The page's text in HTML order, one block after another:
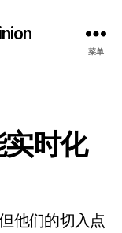
菜单
时化
他们的切入点